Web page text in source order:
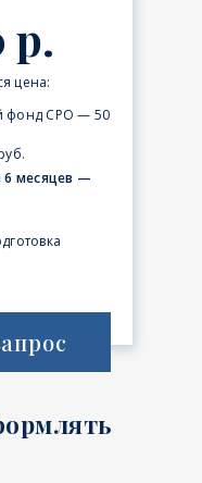
р.
цена:
фонд СРО — 50
6 месяцев —